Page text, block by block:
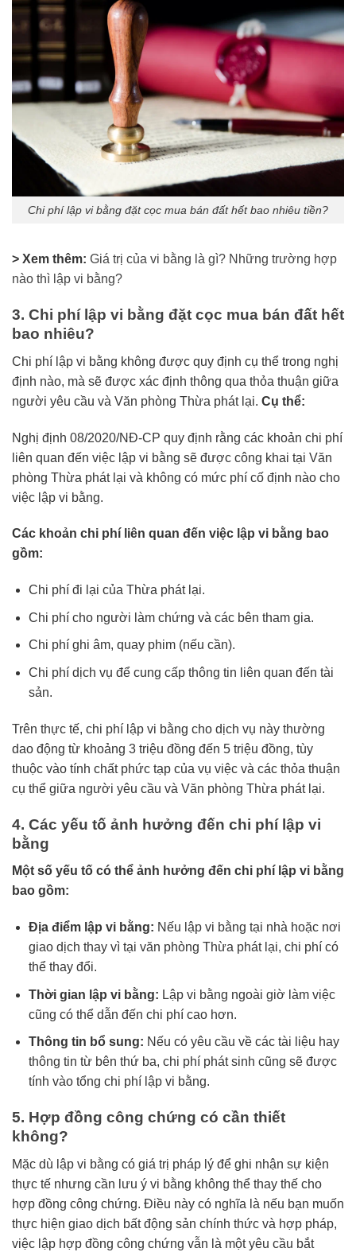
Chi phí lập vi bằng đặt cọc mua bán đất hết bao nhiêu tiền?
> Xem thêm: Giá trị của vi bằng là gì? Những trường hợp
nào thì lập vi bằng?
3. Chi phí lập vi bằng đặt cọc mua bán đất hết
bao nhiêu?
Chi phí lập vi bằng không được quy định cụ thể trong nghị
định nào, mà sẽ được xác định thông qua thỏa thuận giữa
người yêu cầu và Văn phòng Thừa phát lại. Cụ thể:
Nghị định 08/2020/NĐ-CP quy định rằng các khoản chi phí
liên quan đến việc lập vi bằng sẽ được công khai tại Văn
phòng Thừa phát lại và không có mức phí cố định nào cho
việc lập vi bằng.
Các khoản chi phí liên quan đến việc lập vi bằng bao
gồm:
Chi phí đi lại của Thừa phát lại.
Chi phí cho người làm chứng và các bên tham gia.
Chi phí ghi âm, quay phim (nếu cần).
Chi phí dịch vụ để cung cấp thông tin liên quan đến tài
sản.
Trên thực tế, chi phí lập vi bằng cho dịch vụ này thường
dao động từ khoảng 3 triệu đồng đến 5 triệu đồng, tùy
thuộc vào tính chất phức tạp của vụ việc và các thỏa thuận
cụ thể giữa người yêu cầu và Văn phòng Thừa phát lại.
4. Các yếu tố ảnh hưởng đến chi phí lập vi
bằng
Một số yếu tố có thể ảnh hưởng đến chi phí lập vi bằng
bao gồm:
Địa điểm lập vi bằng: Nếu lập vi bằng tại nhà hoặc nơi
giao dịch thay vì tại văn phòng Thừa phát lại, chi phí có
thể thay đổi.
Thời gian lập vi bằng: Lập vi bằng ngoài giờ làm việc
cũng có thể dẫn đến chi phí cao hơn.
Thông tin bổ sung: Nếu có yêu cầu về các tài liệu hay
thông tin từ bên thứ ba, chi phí phát sinh cũng sẽ được
tính vào tổng chi phí lập vi bằng.
5. Hợp đồng công chứng có cần thiết
không?
Mặc dù lập vi bằng có giá trị pháp lý để ghi nhận sự kiện
thực tế nhưng cần lưu ý vi bằng không thể thay thế cho
hợp đồng công chứng. Điều này có nghĩa là nếu bạn muốn
thực hiện giao dịch bất động sản chính thức và hợp pháp,
việc lập hợp đồng công chứng vẫn là một yêu cầu bắt